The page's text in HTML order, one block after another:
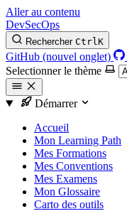
Aller au contenu
DevSecOps
Rechercher CtrlK
GitHub (nouvel onglet)
Selectionner le thème
Démarrer
Accueil
Mon Learning Path
Mes Formations
Mes Conventions
Mes Examens
Mon Glossaire
Carto des outils